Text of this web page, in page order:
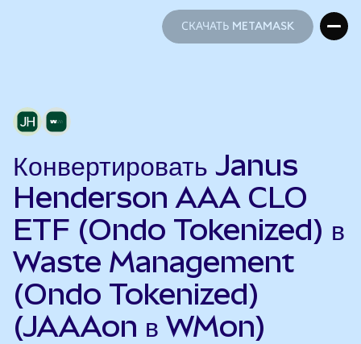
СКАЧАТЬ METAMASK
Конвертировать Janus
Henderson AAA CLO
ETF (Ondo Tokenized) в
Waste Management
(Ondo Tokenized)
(JAAAon в WMon)